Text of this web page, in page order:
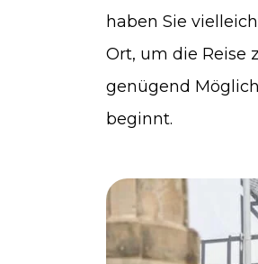
haben Sie
Ort, um die Reise
genügend
beginnt.